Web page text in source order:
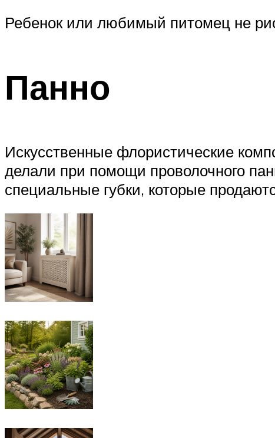
Ребенок или любимый питомец не
Панно
Искусственные флористические
делали при помощи проволочного
специальные губки, которые